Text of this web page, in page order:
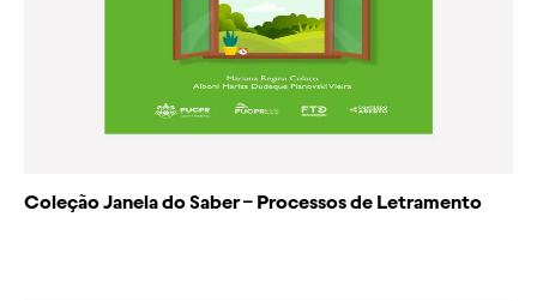
Coleção Janela do Saber – Processos de Letramento